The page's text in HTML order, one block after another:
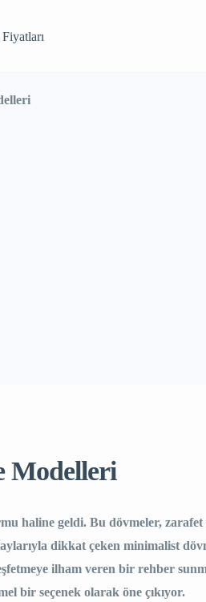
Modelleri
haline geldi. Bu dövmeler, zarafet
dikkat çeken minimalist
ilham veren bir rehber
bir seçenek olarak öne çıkıyor.